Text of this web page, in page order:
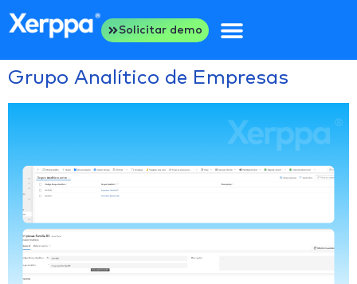
Solicitar demo
Grupo Analítico de Empresas